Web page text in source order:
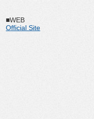
■WEB
Official Site